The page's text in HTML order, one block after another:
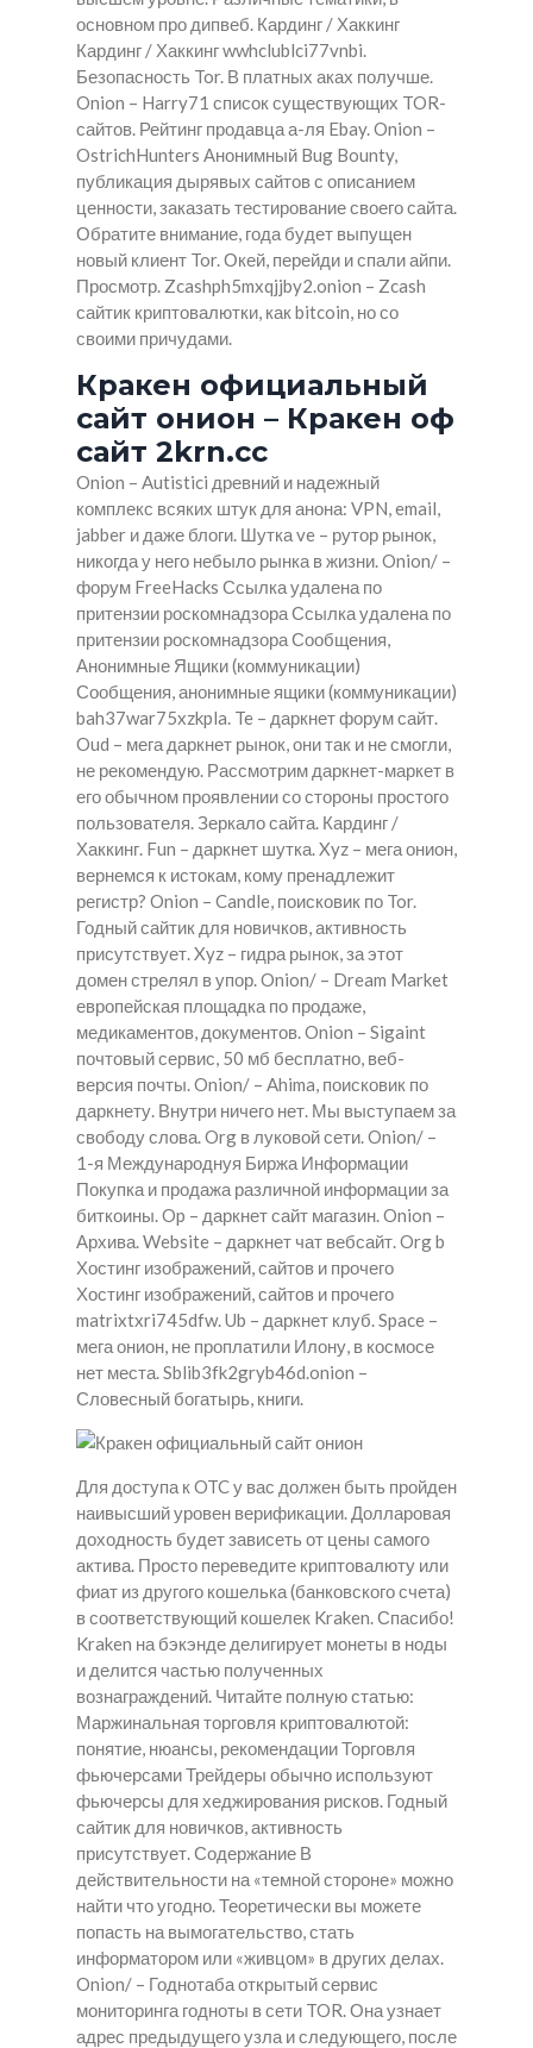
основном про дипвеб. Кардинг / Хаккинг
Кардинг / Хаккинг wwhclublci77vnbi.
Безопасность Tor. В платных аках получше.
Onion – Harry71 список существующих TOR-
сайтов. Рейтинг продавца а-ля Ebay. Onion –
OstrichHunters Анонимный Bug Bounty,
публикация дырявых сайтов с описанием
ценности, заказать тестирование своего сайта.
Обратите внимание, года будет выпущен
новый клиент Tor. Окей, перейди и спали айпи.
Просмотр. Zcashph5mxqjjby2.onion – Zcash
сайтик криптовалютки, как bitcoin, но со
своими причудами.
Кракен официальный
сайт онион – Кракен оф
сайт 2krn.cc
Onion – Autistici древний и надежный
комплекс всяких штук для анона: VPN, email,
jabber и даже блоги. Шутка ve – рутор рынок,
никогда у него небыло рынка в жизни. Onion/ –
форум FreeHacks Ссылка удалена по
притензии роскомнадзора Ссылка удалена по
притензии роскомнадзора Сообщения,
Анонимные Ящики (коммуникации)
Сообщения, анонимные ящики (коммуникации)
bah37war75xzkpla. Te – даркнет форум сайт.
Oud – мега даркнет рынок, они так и не смогли,
не рекомендую. Рассмотрим даркнет-маркет в
его обычном проявлении со стороны простого
пользователя. Зеркало сайта. Кардинг /
Хаккинг. Fun – даркнет шутка. Xyz – мега онион,
вернемся к истокам, кому пренадлежит
регистр? Onion – Candle, поисковик по Tor.
Годный сайтик для новичков, активность
присутствует. Xyz – гидра рынок, за этот
домен стрелял в упор. Onion/ – Dream Market
европейская площадка по продаже,
медикаментов, документов. Onion – Sigaint
почтовый сервис, 50 мб бесплатно, веб-
версия почты. Onion/ – Ahima, поисковик по
даркнету. Внутри ничего нет. Мы выступаем за
свободу слова. Org в луковой сети. Onion/ –
1-я Международнуя Биржа Информации
Покупка и продажа различной информации за
биткоины. Op – даркнет сайт магазин. Onion –
Архива. Website – даркнет чат вебсайт. Org b
Хостинг изображений, сайтов и прочего
Хостинг изображений, сайтов и прочего
matrixtxri745dfw. Ub – даркнет клуб. Space –
мега онион, не проплатили Илону, в космосе
нет места. Sblib3fk2gryb46d.onion –
Словесный богатырь, книги.
Для доступа к OTC у вас должен быть пройден
наивысший уровен верификации. Долларовая
доходность будет зависеть от цены самого
актива. Просто переведите криптовалюту или
фиат из другого кошелька (банковского счета)
в соответствующий кошелек Kraken. Спасибо!
Kraken на бэкэнде делигирует монеты в ноды
и делится частью полученных
вознаграждений. Читайте полную статью:
Маржинальная торговля криптовалютой:
понятие, нюансы, рекомендации Торговля
фьючерсами Трейдеры обычно используют
фьючерсы для хеджирования рисков. Годный
сайтик для новичков, активность
присутствует. Содержание В
действительности на «темной стороне» можно
найти что угодно. Теоретически вы можете
попасть на вымогательство, стать
информатором или «живцом» в других делах.
Onion/ – Годнотаба открытый сервис
мониторинга годноты в сети TOR. Она узнает
адрес предыдущего узла и следующего, после